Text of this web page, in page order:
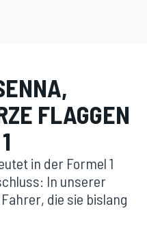
FLAGGEN
in der Formel 1
In unserer
die sie bislang